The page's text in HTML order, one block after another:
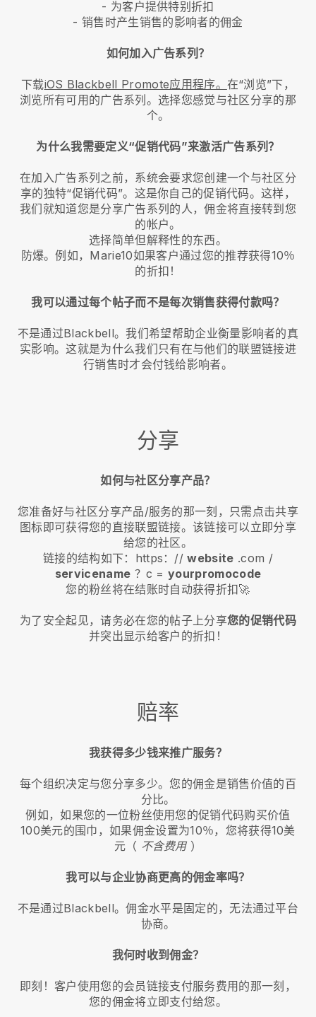
- 为客户提供特别折扣
- 销售时产生销售的影响者的佣金
如何加入广告系列？
下载iOS Blackbell Promote应用程序。 在“浏览”下，
浏览所有可用的广告系列。选择您感觉与社区分享的那
个。
为什么我需要定义“促销代码”来激活广告系列？
在加入广告系列之前，系统会要求您创建一个与社区分
享的独特“促销代码”。这是你自己的促销代码。这样，
我们就知道您是分享广告系列的人，佣金将直接转到您
的帐户。
选择简单但解释性的东西。
防爆。例如，Marie10如果客户通过您的推荐获得10％
的折扣！
我可以通过每个帖子而不是每次销售获得付款吗？
不是通过Blackbell。我们希望帮助企业衡量影响者的真
实影响。这就是为什么我们只有在与他们的联盟链接进
行销售时才会付钱给影响者。
分享
如何与社区分享产品？
您准备好与社区分享产品/服务的那一刻，只需点击共享
图标即可获得您的直接联盟链接。该链接可以立即分享
给您的社区。
链接的结构如下：https：//website .com /
servicename ？c =yourpromocode
您的粉丝将在结账时自动获得折扣🚀
为了安全起见，请务必在您的帖子上分享您的促销代码
并突出显示给客户的折扣！
赔率
我获得多少钱来推广服务？
每个组织决定与您分享多少。您的佣金是销售价值的百
分比。
例如，如果您的一位粉丝使用您的促销代码购买价值
100美元的围巾，如果佣金设置为10％，您将获得10美
元（ 不含费用）
我可以与企业协商更高的佣金率吗？
不是通过Blackbell。佣金水平是固定的，无法通过平台
协商。
我何时收到佣金？
即刻！客户使用您的会员链接支付服务费用的那一刻，
您的佣金将立即支付给您。